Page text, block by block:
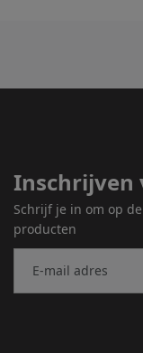
Inschrijven
Schrijf je in om op
producten